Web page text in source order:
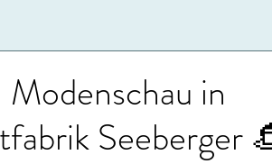
in
Seeberger